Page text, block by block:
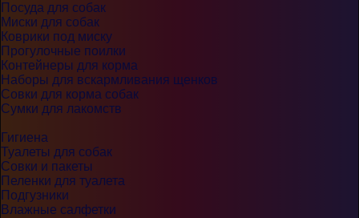
Посуда для собак
Миски для собак
Коврики под миску
Прогулочные поилки
Контейнеры для корма
Наборы для вскармливания щенков
Совки для корма собак
Сумки для лакомств
Гигиена
Туалеты для собак
Совки и пакеты
Пеленки для туалета
Подгузники
Влажные салфетки